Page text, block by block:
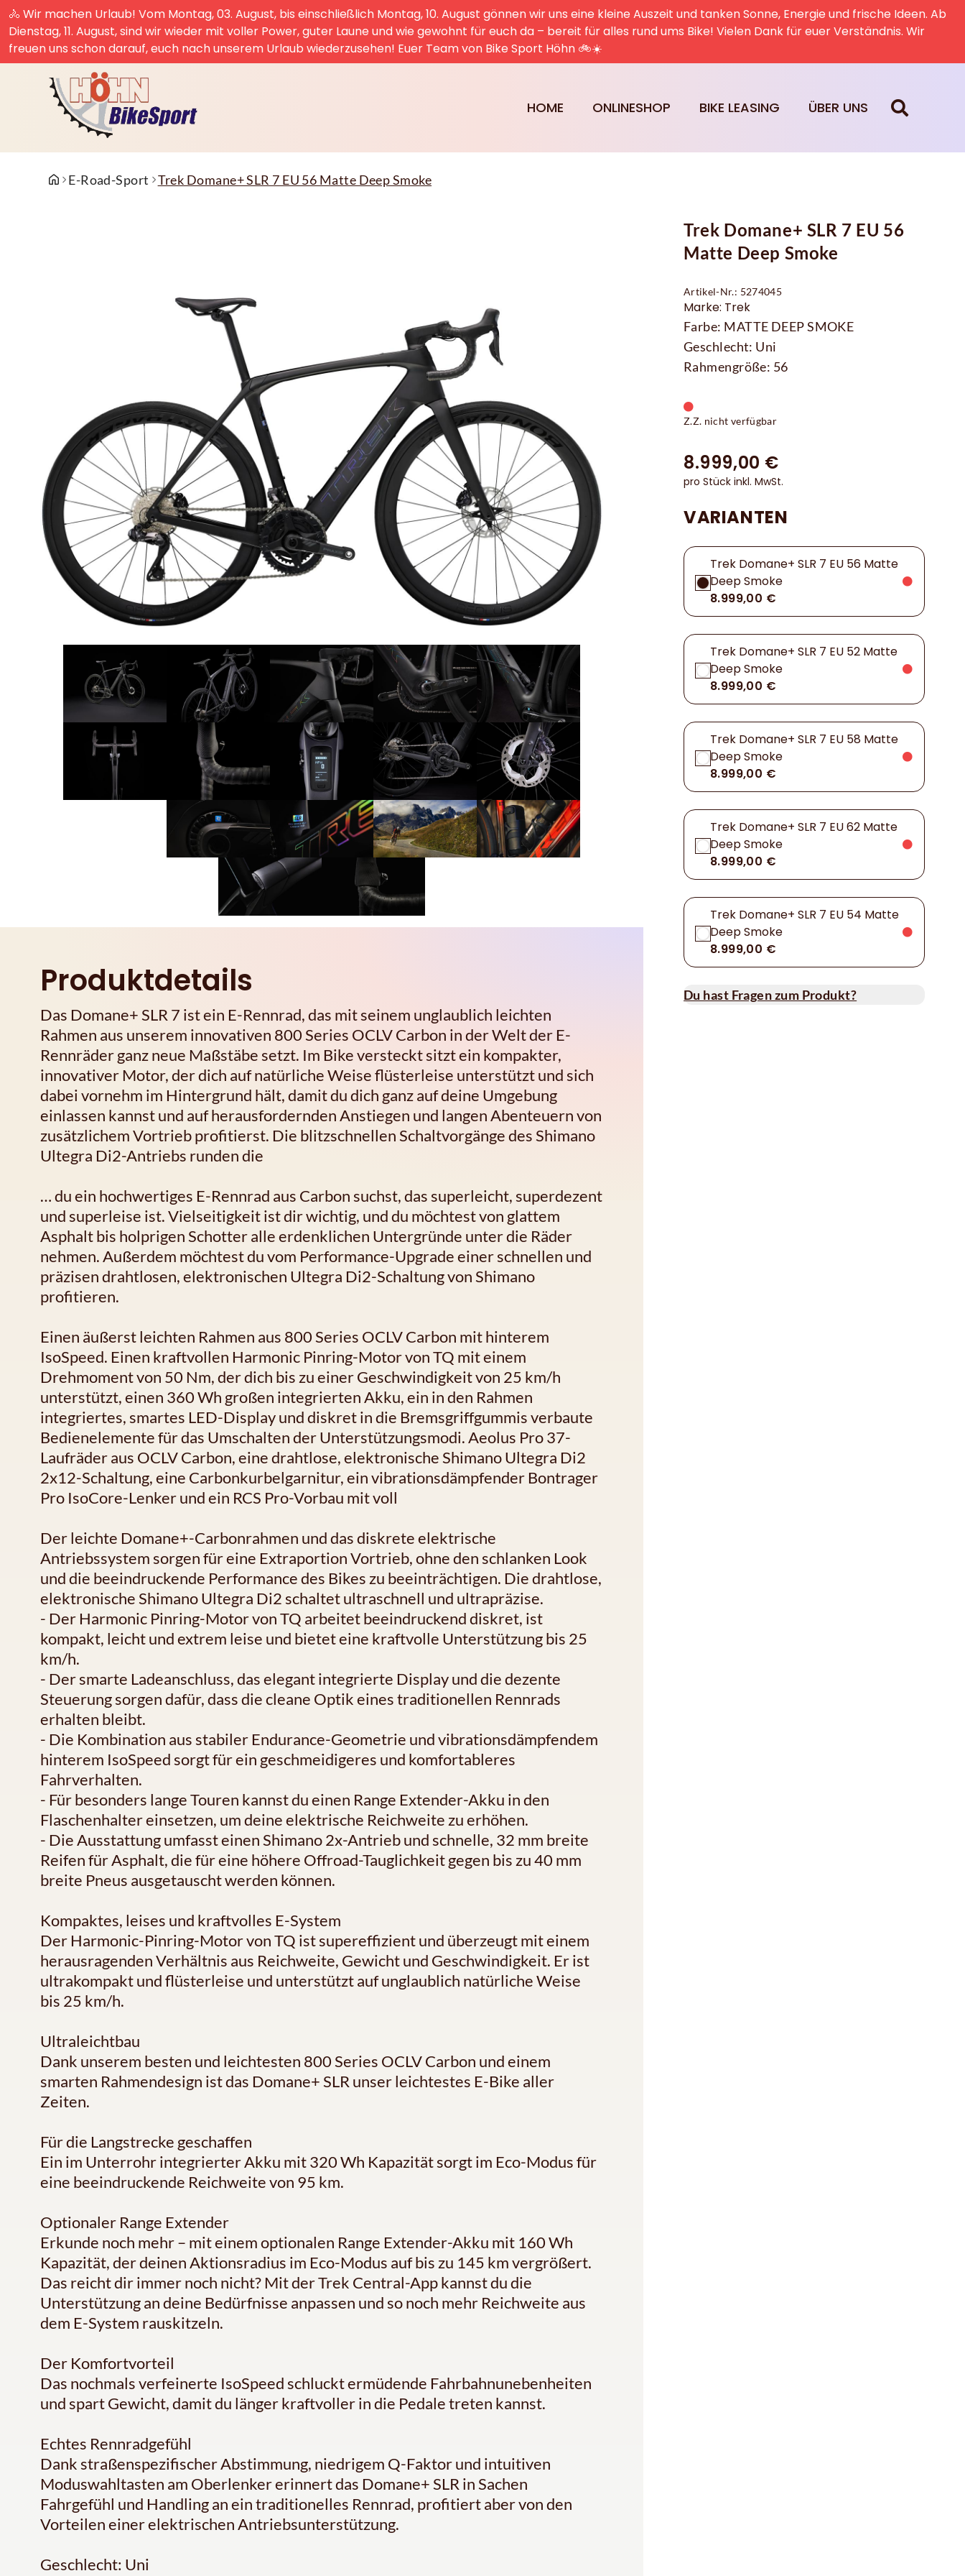
🚴 Wir machen Urlaub! Vom Montag, 03. August, bis einschließlich Montag, 10. August gönnen wir uns eine kleine Auszeit und tanken Sonne, Energie und frische Ideen. Ab
Dienstag, 11. August, sind wir wieder mit voller Power, guter Laune und wie gewohnt für euch da – bereit für alles rund ums Bike! Vielen Dank für euer Verständnis. Wir
freuen uns schon darauf, euch nach unserem Urlaub wiederzusehen! Euer Team von Bike Sport Höhn 🚲☀️
HOME ONLINESHOP BIKE LEASING ÜBER UNS
E-Road-Sport Trek Domane+ SLR 7 EU 56 Matte Deep Smoke
Produktdetails
Das Domane+ SLR 7 ist ein E-Rennrad, das mit seinem unglaublich leichten
Rahmen aus unserem innovativen 800 Series OCLV Carbon in der Welt der E-
Rennräder ganz neue Maßstäbe setzt. Im Bike versteckt sitzt ein kompakter,
innovativer Motor, der dich auf natürliche Weise flüsterleise unterstützt und sich
dabei vornehm im Hintergrund hält, damit du dich ganz auf deine Umgebung
einlassen kannst und auf herausfordernden Anstiegen und langen Abenteuern von
zusätzlichem Vortrieb profitierst. Die blitzschnellen Schaltvorgänge des Shimano
Ultegra Di2-Antriebs runden die
… du ein hochwertiges E-Rennrad aus Carbon suchst, das superleicht, superdezent
und superleise ist. Vielseitigkeit ist dir wichtig, und du möchtest von glattem
Asphalt bis holprigen Schotter alle erdenklichen Untergründe unter die Räder
nehmen. Außerdem möchtest du vom Performance-Upgrade einer schnellen und
präzisen drahtlosen, elektronischen Ultegra Di2-Schaltung von Shimano
profitieren.
Einen äußerst leichten Rahmen aus 800 Series OCLV Carbon mit hinterem
IsoSpeed. Einen kraftvollen Harmonic Pinring-Motor von TQ mit einem
Drehmoment von 50 Nm, der dich bis zu einer Geschwindigkeit von 25 km/h
unterstützt, einen 360 Wh großen integrierten Akku, ein in den Rahmen
integriertes, smartes LED-Display und diskret in die Bremsgriffgummis verbaute
Bedienelemente für das Umschalten der Unterstützungsmodi. Aeolus Pro 37-
Laufräder aus OCLV Carbon, eine drahtlose, elektronische Shimano Ultegra Di2
2x12-Schaltung, eine Carbonkurbelgarnitur, ein vibrationsdämpfender Bontrager
Pro IsoCore-Lenker und ein RCS Pro-Vorbau mit voll
Der leichte Domane+-Carbonrahmen und das diskrete elektrische
Antriebssystem sorgen für eine Extraportion Vortrieb, ohne den schlanken Look
und die beeindruckende Performance des Bikes zu beeinträchtigen. Die drahtlose,
elektronische Shimano Ultegra Di2 schaltet ultraschnell und ultrapräzise.
- Der Harmonic Pinring-Motor von TQ arbeitet beeindruckend diskret, ist
kompakt, leicht und extrem leise und bietet eine kraftvolle Unterstützung bis 25
km/h.
- Der smarte Ladeanschluss, das elegant integrierte Display und die dezente
Steuerung sorgen dafür, dass die cleane Optik eines traditionellen Rennrads
erhalten bleibt.
- Die Kombination aus stabiler Endurance-Geometrie und vibrationsdämpfendem
hinterem IsoSpeed sorgt für ein geschmeidigeres und komfortableres
Fahrverhalten.
- Für besonders lange Touren kannst du einen Range Extender-Akku in den
Flaschenhalter einsetzen, um deine elektrische Reichweite zu erhöhen.
- Die Ausstattung umfasst einen Shimano 2x-Antrieb und schnelle, 32 mm breite
Reifen für Asphalt, die für eine höhere Offroad-Tauglichkeit gegen bis zu 40 mm
breite Pneus ausgetauscht werden können.
Kompaktes, leises und kraftvolles E-System
Der Harmonic-Pinring-Motor von TQ ist supereffizient und überzeugt mit einem
herausragenden Verhältnis aus Reichweite, Gewicht und Geschwindigkeit. Er ist
ultrakompakt und flüsterleise und unterstützt auf unglaublich natürliche Weise
bis 25 km/h.
Ultraleichtbau
Dank unserem besten und leichtesten 800 Series OCLV Carbon und einem
smarten Rahmendesign ist das Domane+ SLR unser leichtestes E-Bike aller
Zeiten.
Für die Langstrecke geschaffen
Ein im Unterrohr integrierter Akku mit 320 Wh Kapazität sorgt im Eco-Modus für
eine beeindruckende Reichweite von 95 km.
Optionaler Range Extender
Erkunde noch mehr – mit einem optionalen Range Extender-Akku mit 160 Wh
Kapazität, der deinen Aktionsradius im Eco-Modus auf bis zu 145 km vergrößert.
Das reicht dir immer noch nicht? Mit der Trek Central-App kannst du die
Unterstützung an deine Bedürfnisse anpassen und so noch mehr Reichweite aus
dem E-System rauskitzeln.
Der Komfortvorteil
Das nochmals verfeinerte IsoSpeed schluckt ermüdende Fahrbahnunebenheiten
und spart Gewicht, damit du länger kraftvoller in die Pedale treten kannst.
Echtes Rennradgefühl
Dank straßenspezifischer Abstimmung, niedrigem Q-Faktor und intuitiven
Moduswahltasten am Oberlenker erinnert das Domane+ SLR in Sachen
Fahrgefühl und Handling an ein traditionelles Rennrad, profitiert aber von den
Vorteilen einer elektrischen Antriebsunterstützung.
Geschlecht: Uni
Trek Domane+ SLR 7 EU 56
Matte Deep Smoke
Artikel-Nr.: 5274045
Marke: Trek
Farbe: MATTE DEEP SMOKE
Geschlecht: Uni
Rahmengröße: 56
Z.Z. nicht verfügbar
8.999,00 €
pro Stück inkl. MwSt.
VARIANTEN
Trek Domane+ SLR 7 EU 56 Matte
Deep Smoke
8.999,00 €
Trek Domane+ SLR 7 EU 52 Matte
Deep Smoke
8.999,00 €
Trek Domane+ SLR 7 EU 58 Matte
Deep Smoke
8.999,00 €
Trek Domane+ SLR 7 EU 62 Matte
Deep Smoke
8.999,00 €
Trek Domane+ SLR 7 EU 54 Matte
Deep Smoke
8.999,00 €
Du hast Fragen zum Produkt?